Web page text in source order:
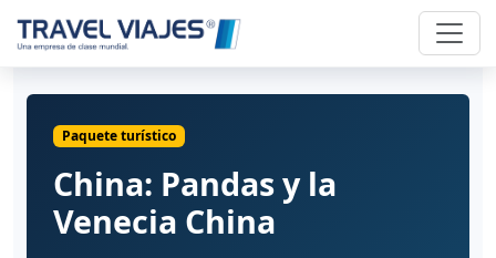
Paquete turístico
China: Pandas y la
Venecia China